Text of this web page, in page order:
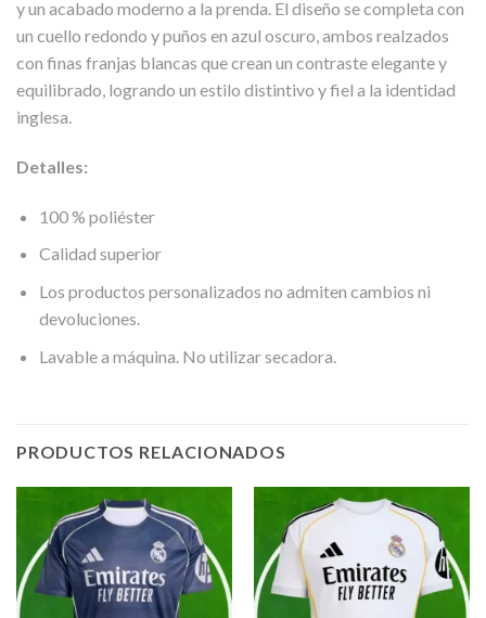
y un acabado moderno a la prenda. El diseño se completa con
un cuello redondo y puños en azul oscuro, ambos realzados
con finas franjas blancas que crean un contraste elegante y
equilibrado, logrando un estilo distintivo y fiel a la identidad
inglesa.
Detalles:
100 % poliéster
Calidad superior
Los productos personalizados no admiten cambios ni
devoluciones.
Lavable a máquina. No utilizar secadora.
PRODUCTOS RELACIONADOS